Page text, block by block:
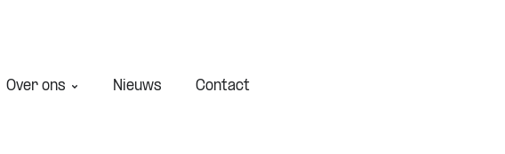
Over ons Nieuws Contact